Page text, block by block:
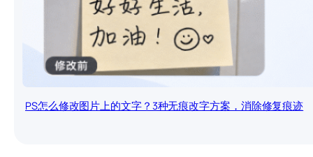
PS怎么修改图片上的文字？3种无痕改字方案，消除修复痕迹